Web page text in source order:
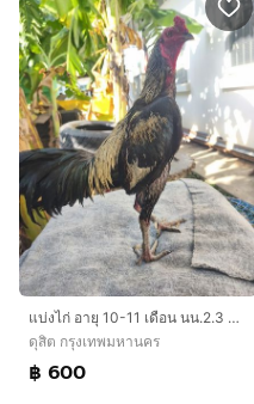
แบ่งไก่ อายุ 10-11 เดือน นน.2.3 มีแนวทางนิดหน่อย ตำหนิตีนเป็นหน่อ เดินไม่เจ็บ
ดุสิต กรุงเทพมหานคร
฿ 600